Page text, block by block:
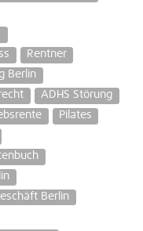
Rentner
Berlin
ADHS Störung
Pilates
Berlin